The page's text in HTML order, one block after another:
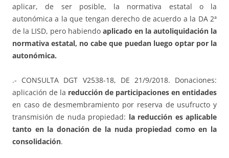
aplicar, de ser posible, la normativa estatal o la
autonómica a la que tengan derecho de acuerdo a la DA 2ª
de la LISD, pero habiendo aplicado en la autoliquidación la
normativa estatal, no cabe que puedan luego optar por la
autonómica.
.- CONSULTA DGT V2538-18, DE 21/9/2018. Donaciones:
aplicación de la reducción de participaciones en entidades
en caso de desmembramiento por reserva de usufructo y
transmisión de nuda propiedad: la reducción es aplicable
tanto en la donación de la nuda propiedad como en la
consolidación.